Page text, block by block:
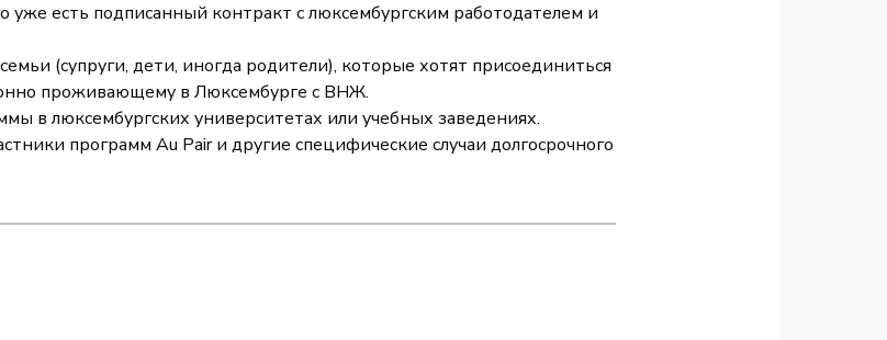
уже есть подписанный контракт с люксембургским работодателем и
(супруги, дети, иногда родители), которые хотят присоединиться
проживающему в Люксембурге с ВНЖ.
в люксембургских университетах или учебных заведениях.
программ Au Pair и другие специфические случаи долгосрочного